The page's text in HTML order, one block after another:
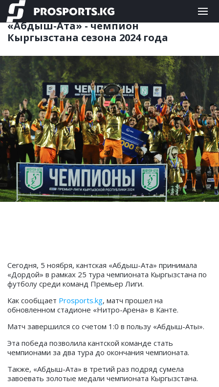
ФУТБОЛ 05.11.2024 20:52
«Абдыш-Ата» - чемпион
Кыргызстана сезона 2024 года
Сегодня, 5 ноября, кантская «Абдыш-Ата» принимала
«Дордой» в рамках 25 тура чемпионата Кыргызстана по
футболу среди команд Премьер Лиги.
Как сообщает Prosports.kg, матч прошел на
обновленном стадионе «Нитро-Арена» в Канте.
Матч завершился со счетом 1:0 в пользу «Абдыш-Аты».
Эта победа позволила кантской команде стать
чемпионами за два тура до окончания чемпионата.
Также, «Абдыш-Ата» в третий раз подряд сумела
завоевать золотые медали чемпионата Кыргызстана.